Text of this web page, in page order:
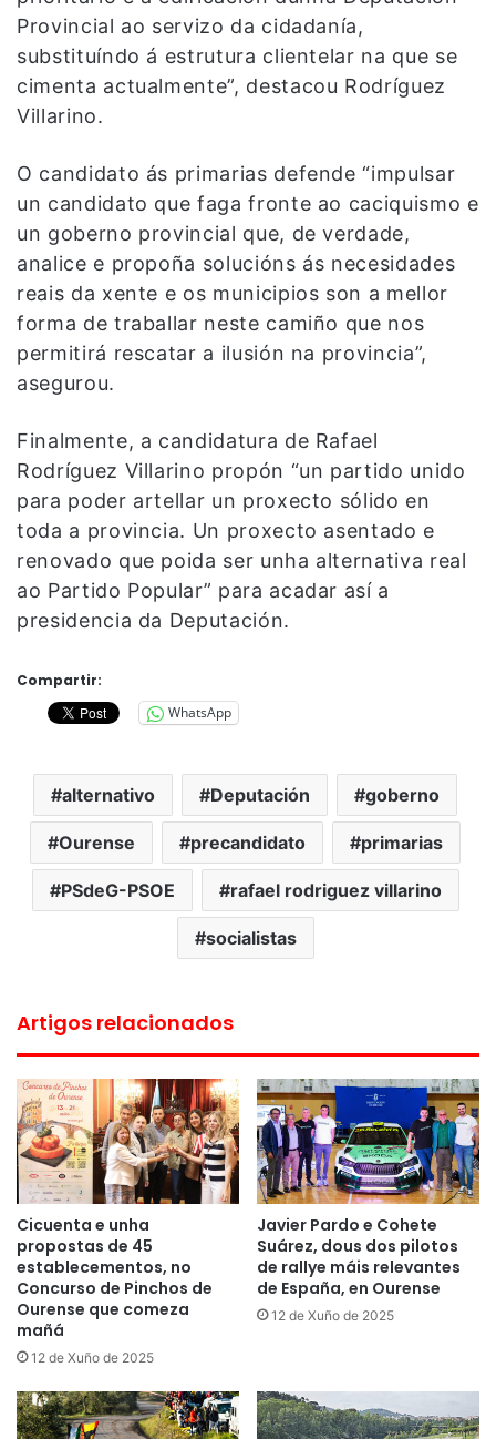
Provincial ao servizo da cidadanía,
substituíndo á estrutura clientelar na que se
cimenta actualmente”, destacou Rodríguez
Villarino.
O candidato ás primarias defende “impulsar
un candidato que faga fronte ao caciquismo e
un goberno provincial que, de verdade,
analice e propoña solucións ás necesidades
reais da xente e os municipios son a mellor
forma de traballar neste camiño que nos
permitirá rescatar a ilusión na provincia”,
asegurou.
Finalmente, a candidatura de Rafael
Rodríguez Villarino propón “un partido unido
para poder artellar un proxecto sólido en
toda a provincia. Un proxecto asentado e
renovado que poida ser unha alternativa real
ao Partido Popular” para acadar así a
presidencia da Deputación.
Compartir:
WhatsApp
alternativo Deputación goberno
Ourense precandidato primarias
PSdeG-PSOE rafael rodriguez villarino
socialistas
Artigos relacionados
Cicuenta e unha
propostas de 45
establecementos, no
Concurso de Pinchos de
Ourense que comeza
mañá
12 de Xuño de 2025
Javier Pardo e Cohete
Suárez, dous dos pilotos
de rallye máis relevantes
de España, en Ourense
12 de Xuño de 2025